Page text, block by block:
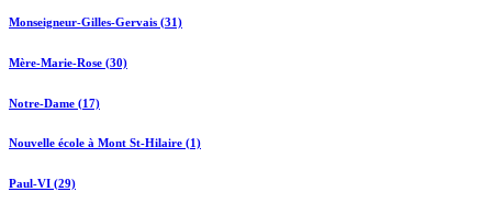
Monseigneur-Gilles-Gervais (31)
Mère-Marie-Rose (30)
Notre-Dame (17)
Nouvelle école à Mont St-Hilaire (1)
Paul-VI (29)